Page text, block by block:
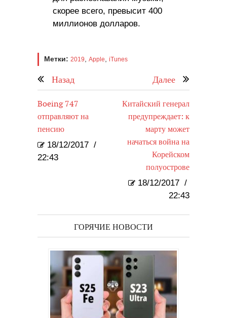
скорее всего, превысит 400
миллионов долларов.
Метки: 2019 Apple iTunes
Назад Далее
Boeing 747
отправляют на
пенсию
18/12/2017 /
22:43
Китайский генерал
предупреждает: к
марту может
начаться война на
Корейском
полуострове
18/12/2017 /
22:43
ГОРЯЧИЕ НОВОСТИ